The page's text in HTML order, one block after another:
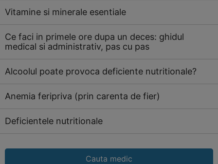
Vitamine si minerale esentiale
Ce faci in primele ore dupa un deces: ghidul
medical si administrativ, pas cu pas
Alcoolul poate provoca deficiente nutritionale?
Anemia feripriva (prin carenta de fier)
Deficientele nutritionale
Cauta medic